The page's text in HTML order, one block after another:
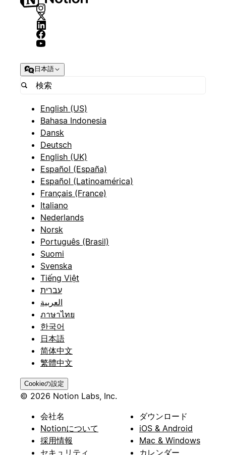
日本語
English (US)
Bahasa Indonesia
Dansk
Deutsch
English (UK)
Español (España)
Español (Latinoamérica)
Français (France)
Italiano
Nederlands
Norsk
Português (Brasil)
Suomi
Svenska
Tiếng Việt
עברית
العربية
ภาษาไทย
한국어
日本語
简体中文
繁體中文
Cookieの設定
© 2026 Notion Labs, Inc.
会社名
Notionについて
採用情報
セキュリティ
ダウンロード
iOS & Android
Mac & Windows
カレンダー